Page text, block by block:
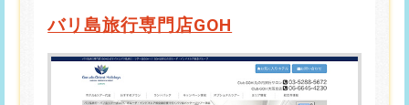
バリ島旅行専門店GOH